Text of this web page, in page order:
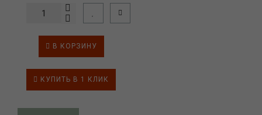
В КОРЗИНУ
КУПИТЬ В 1 КЛИК